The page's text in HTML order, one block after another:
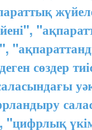
сөздер
"цифрлық